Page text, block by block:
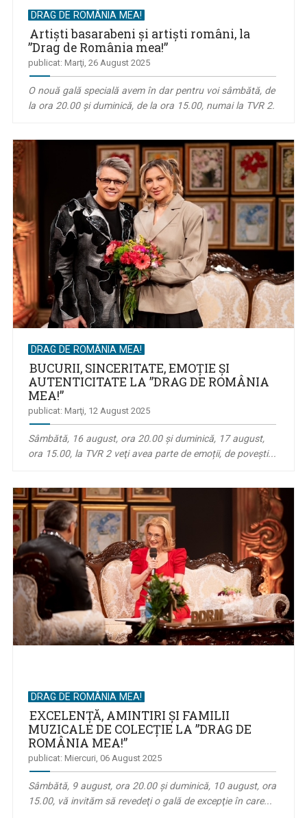
DRAG DE ROMÂNIA MEA!
Artişti basarabeni şi artişti români, la
”Drag de România mea!”
publicat: Marţi, 26 August 2025
O nouă gală specială avem în dar pentru voi sâmbătă, de
la ora 20.00 și duminică, de la ora 15.00, numai la TVR 2.
DRAG DE ROMÂNIA MEA!
BUCURII, SINCERITATE, EMOȚIE ȘI
AUTENTICITATE LA ”DRAG DE ROMÂNIA
MEA!”
publicat: Marţi, 12 August 2025
Sâmbătă, 16 august, ora 20.00 și duminică, 17 august,
ora 15.00, la TVR 2 veţi avea parte de emoții, de poveşti...
DRAG DE ROMÂNIA MEA!
EXCELENȚĂ, AMINTIRI ŞI FAMILII
MUZICALE DE COLECȚIE LA ”DRAG DE
ROMÂNIA MEA!”
publicat: Miercuri, 06 August 2025
Sâmbătă, 9 august, ora 20.00 și duminică, 10 august, ora
15.00, vă invităm să revedeţi o gală de excepţie în care...